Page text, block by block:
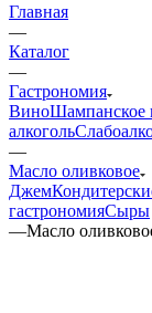
Главная
—
Каталог
—
Гастрономия
ВиноШампанское
алкоголь
—
Масло оливковое
Джем
гастрономияСыры
—Масло